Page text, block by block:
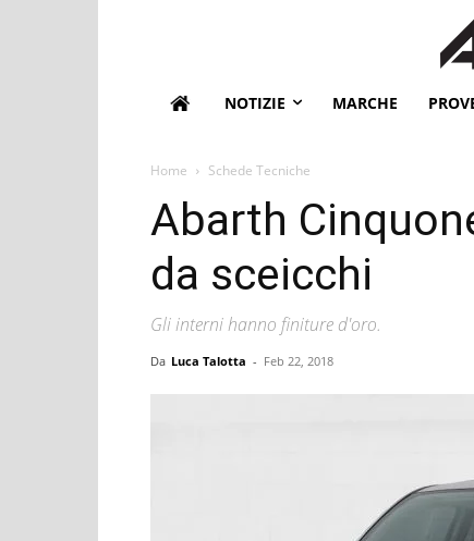
NOTIZIE MARCHE
Home Schede Tecniche
Abarth
da sceicchi
Gli interni hanno finiture d'oro.
Da Luca Talotta - Feb 22, 2018